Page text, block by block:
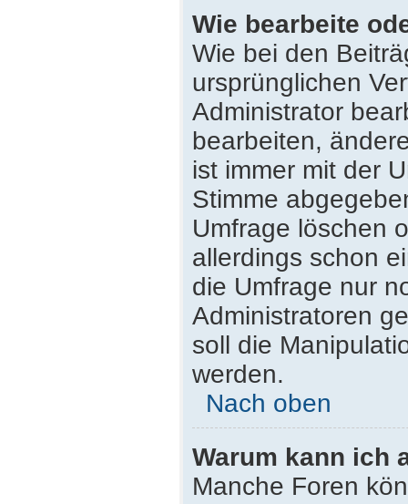
Wie bearbeite
Wie bei den
ursprünglichen
Administrator
bearbeiten,
ist immer mit der
Stimme
Umfrage löschen
allerdings schon
die Umfrage nur
Administratoren
soll die
werden.
Nach oben
Warum kann ich
Manche Foren